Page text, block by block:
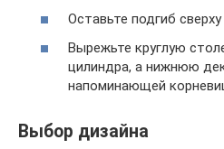
Оставьте подгиб
Вырежьте круглую
цилиндра, а нижнюю
напоминающей
Выбор дизайна